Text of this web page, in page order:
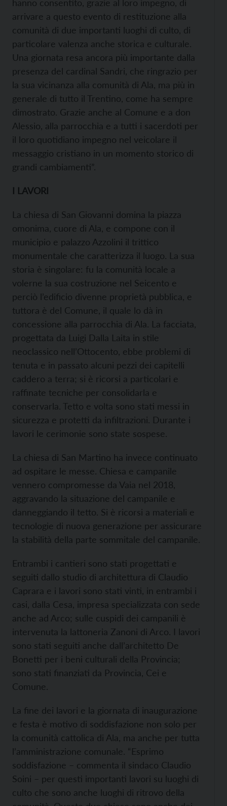
hanno consentito, grazie al loro impegno, di
arrivare a questo evento di restituzione alla
comunità di due importanti luoghi di culto, di
particolare valenza anche storica e culturale.
Una giornata resa ancora più importante dalla
presenza del cardinal Sandri, che ringrazio per
la sua vicinanza alla comunità di Ala, ma più in
generale di tutto il Trentino, come ha sempre
dimostrato. Grazie anche al Comune e a don
Alessio, alla parrocchia e a tutti i sacerdoti per
il loro quotidiano impegno nel veicolare il
messaggio cristiano in un momento storico di
grandi cambiamenti”.
I LAVORI
La chiesa di San Giovanni domina la piazza
omonima, cuore di Ala, e compone con il
municipio e palazzo Azzolini il trittico
monumentale che caratterizza il luogo. La sua
storia è singolare: fu la comunità locale a
volerne la sua costruzione nel Seicento e
perciò l’edificio divenne proprietà pubblica, e
tuttora è del Comune, il quale lo dà in
concessione alla parrocchia di Ala. La facciata,
progettata da Luigi Dalla Laita in stile
neoclassico nell’Ottocento, ebbe problemi di
tenuta e in passato alcuni pezzi dei capitelli
caddero a terra; si è ricorsi a particolari e
raffinate tecniche per consolidarla e
conservarla. Tetto e volta sono stati messi in
sicurezza e protetti da infiltrazioni. Durante i
lavori le cerimonie sono state sospese.
La chiesa di San Martino ha invece continuato
ad ospitare le messe. Chiesa e campanile
vennero compromesse da Vaia nel 2018,
aggravando la situazione del campanile e
danneggiando il tetto. Si è ricorsi a materiali e
tecnologie di nuova generazione per assicurare
la stabilità della parte sommitale del campanile.
Entrambi i cantieri sono stati progettati e
seguiti dallo studio di architettura di Claudio
Caprara e i lavori sono stati vinti, in entrambi i
casi, dalla Cesa, impresa specializzata con sede
anche ad Arco; sulle cuspidi dei campanili è
intervenuta la lattoneria Zanoni di Arco. I lavori
sono stati seguiti anche dall’architetto De
Bonetti per i beni culturali della Provincia;
sono stati finanziati da Provincia, Cei e
Comune.
La fine dei lavori e la giornata di inaugurazione
e festa è motivo di soddisfazione non solo per
la comunità cattolica di Ala, ma anche per tutta
l’amministrazione comunale. “Esprimo
soddisfazione – commenta il sindaco Claudio
Soini – per questi importanti lavori su luoghi di
culto che sono anche luoghi di ritrovo della